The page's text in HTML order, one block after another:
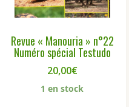
Revue « Manouria » n°22
Numéro spécial Testudo
20,00€
1 en stock